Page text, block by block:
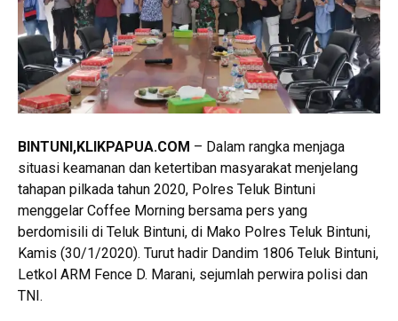
BINTUNI,KLIKPAPUA.COM – Dalam rangka menjaga
situasi keamanan dan ketertiban masyarakat menjelang
tahapan pilkada tahun 2020, Polres Teluk Bintuni
menggelar Coffee Morning bersama pers yang
berdomisili di Teluk Bintuni, di Mako Polres Teluk Bintuni,
Kamis (30/1/2020). Turut hadir Dandim 1806 Teluk Bintuni,
Letkol ARM Fence D. Marani, sejumlah perwira polisi dan
TNI.